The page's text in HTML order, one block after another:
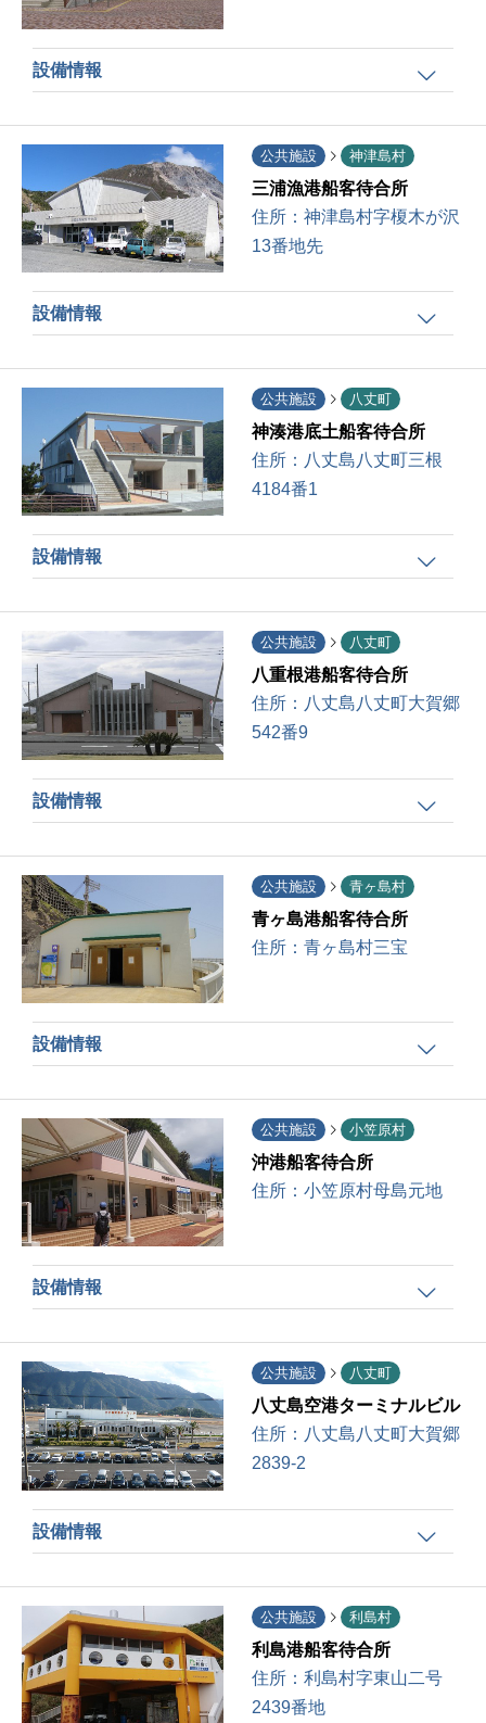
設備情報
公共施設 神津島村
三浦漁港船客待合所
住所： 神津島村字榎木が沢
13番地先
設備情報
公共施設 八丈町
神湊港底土船客待合所
住所： 八丈島八丈町三根
4184番1
設備情報
公共施設 八丈町
八重根港船客待合所
住所： 八丈島八丈町大賀郷
542番9
設備情報
公共施設 青ヶ島村
青ヶ島港船客待合所
住所： 青ヶ島村三宝
設備情報
公共施設 小笠原村
沖港船客待合所
住所： 小笠原村母島元地
設備情報
公共施設 八丈町
八丈島空港ターミナルビル
住所： 八丈島八丈町大賀郷
2839-2
設備情報
公共施設 利島村
利島港船客待合所
住所： 利島村字東山二号
2439番地